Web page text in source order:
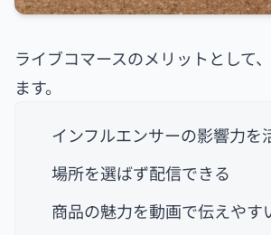
ライブコマースのメリットとして
ます。
インフルエンサーの影響力を
場所を選ばず配信できる
商品の魅力を動画で伝えやす